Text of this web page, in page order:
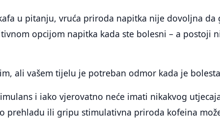
u pitanju, vruća priroda napitka nije dovoljna da
opcijom napitka kada ste bolesni – a postoji
ali vašem tijelu je potreban odmor kada je
i iako vjerovatno neće imati nikakvog
prehladu ili gripu stimulativna priroda kofeina